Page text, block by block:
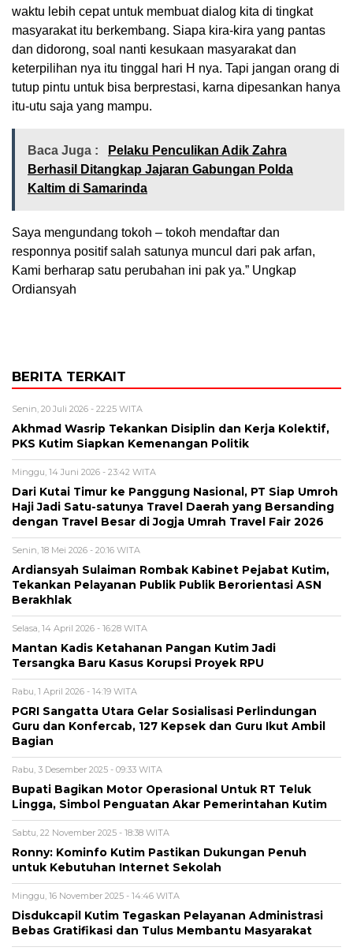
waktu lebih cepat untuk membuat dialog kita di tingkat
masyarakat itu berkembang. Siapa kira-kira yang pantas
dan didorong, soal nanti kesukaan masyarakat dan
keterpilihan nya itu tinggal hari H nya. Tapi jangan orang di
tutup pintu untuk bisa berprestasi, karna dipesankan hanya
itu-utu saja yang mampu.
Baca Juga :
Pelaku Penculikan Adik Zahra
Berhasil Ditangkap Jajaran Gabungan Polda
Kaltim di Samarinda
Saya mengundang tokoh – tokoh mendaftar dan
responnya positif salah satunya muncul dari pak arfan,
Kami berharap satu perubahan ini pak ya.” Ungkap
Ordiansyah
BERITA TERKAIT
Senin, 20 Juli 2026 - 22:25 WITA
Akhmad Wasrip Tekankan Disiplin dan Kerja Kolektif,
PKS Kutim Siapkan Kemenangan Politik
Minggu, 14 Juni 2026 - 23:42 WITA
Dari Kutai Timur ke Panggung Nasional, PT Siap Umroh
Haji Jadi Satu-satunya Travel Daerah yang Bersanding
dengan Travel Besar di Jogja Umrah Travel Fair 2026
Senin, 18 Mei 2026 - 20:16 WITA
Ardiansyah Sulaiman Rombak Kabinet Pejabat Kutim,
Tekankan Pelayanan Publik Publik Berorientasi ASN
Berakhlak
Selasa, 14 April 2026 - 16:28 WITA
Mantan Kadis Ketahanan Pangan Kutim Jadi
Tersangka Baru Kasus Korupsi Proyek RPU
Rabu, 1 April 2026 - 14:19 WITA
PGRI Sangatta Utara Gelar Sosialisasi Perlindungan
Guru dan Konfercab, 127 Kepsek dan Guru Ikut Ambil
Bagian
Rabu, 3 Desember 2025 - 09:33 WITA
Bupati Bagikan Motor Operasional Untuk RT Teluk
Lingga, Simbol Penguatan Akar Pemerintahan Kutim
Sabtu, 22 November 2025 - 18:38 WITA
Ronny: Kominfo Kutim Pastikan Dukungan Penuh
untuk Kebutuhan Internet Sekolah
Minggu, 16 November 2025 - 14:46 WITA
Disdukcapil Kutim Tegaskan Pelayanan Administrasi
Bebas Gratifikasi dan Tulus Membantu Masyarakat